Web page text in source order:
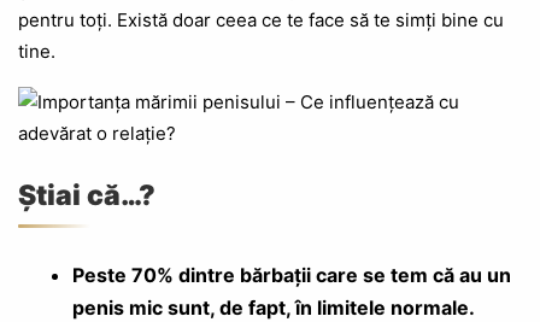
pentru toți. Există doar ceea ce te face să te simți bine cu
tine.
Știai că…?
Peste 70% dintre bărbații care se tem că au un
penis mic sunt, de fapt, în limitele normale.